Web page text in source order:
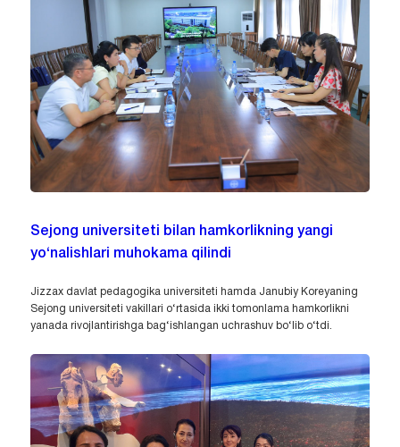
Sejong universiteti bilan hamkorlikning yangi
yo‘nalishlari muhokama qilindi
Jizzax davlat pedagogika universiteti hamda Janubiy Koreyaning
Sejong universiteti vakillari o‘rtasida ikki tomonlama hamkorlikni
yanada rivojlantirishga bag‘ishlangan uchrashuv bo‘lib o‘tdi.